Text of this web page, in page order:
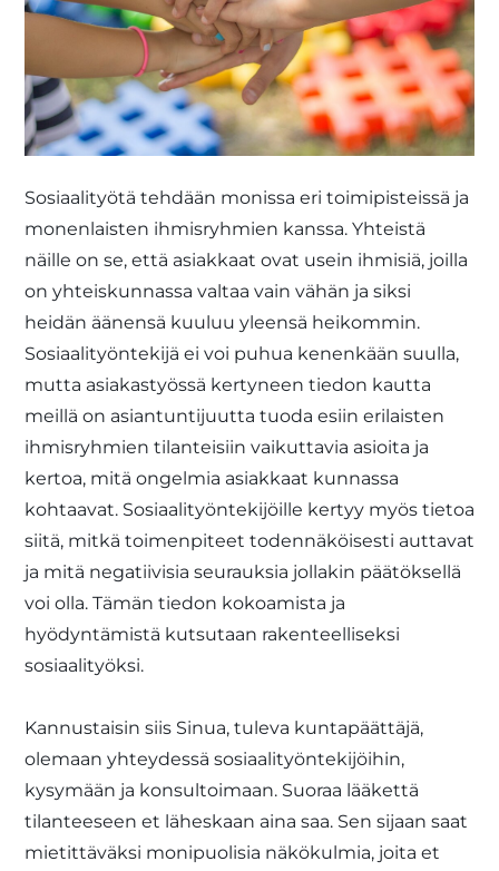
Sosiaalityötä tehdään monissa eri toimipisteissä ja
monenlaisten ihmisryhmien kanssa. Yhteistä
näille on se, että asiakkaat ovat usein ihmisiä, joilla
on yhteiskunnassa valtaa vain vähän ja siksi
heidän äänensä kuuluu yleensä heikommin.
Sosiaalityöntekijä ei voi puhua kenenkään suulla,
mutta asiakastyössä kertyneen tiedon kautta
meillä on asiantuntijuutta tuoda esiin erilaisten
ihmisryhmien tilanteisiin vaikuttavia asioita ja
kertoa, mitä ongelmia asiakkaat kunnassa
kohtaavat. Sosiaalityöntekijöille kertyy myös tietoa
siitä, mitkä toimenpiteet todennäköisesti auttavat
ja mitä negatiivisia seurauksia jollakin päätöksellä
voi olla. Tämän tiedon kokoamista ja
hyödyntämistä kutsutaan rakenteelliseksi
sosiaalityöksi.
Kannustaisin siis Sinua, tuleva kuntapäättäjä,
olemaan yhteydessä sosiaalityöntekijöihin,
kysymään ja konsultoimaan. Suoraa lääkettä
tilanteeseen et läheskaan aina saa. Sen sijaan saat
mietittäväksi monipuolisia näkökulmia, joita et